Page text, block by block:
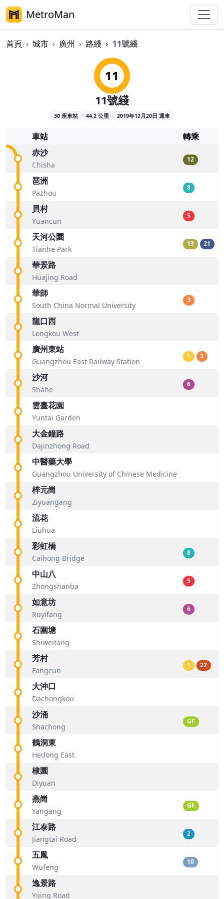
MetroMan
首頁 城市 廣州 路綫 11號綫
廣州地鐵11號綫概覽
11
11號綫
30 座車站 44.2 公里 2019年12月20日 通車
車站
轉乘
赤沙
Chisha
12
琶洲
Pazhou
8
員村
Yuancun
5
天河公園
Tianhe Park
13 21
華景路
Huajing Road
華師
South China Normal University
3
龍口西
Longkou West
廣州東​​站
Guangzhou East Railway Station
1 3
沙河
Shahe
6
雲臺花園
Yuntai Garden
大金鐘路
Dajinzhong Road
中醫藥大學
Guangzhou University of Chinese Medicine
梓元崗
Ziyuangang
流花
Liuhua
彩虹橋
Caihong Bridge
8
中山八
Zhongshanba
5
如意坊
Ruyifang
6
石圍塘
Shiweitang
芳村
Fangcun
1 22
大沖口
Dachongkou
沙涌
Shachong
GF
鶴洞東
Hedong East
棣園
Diyuan
燕崗
Yangang
GF
江泰路
Jiangtai Road
2
五鳳
Wufeng
10
逸景路
Yijing Road